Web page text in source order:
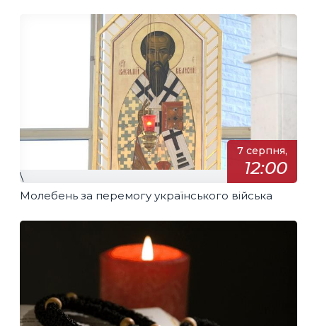
7 серпня,
12:00
\
Молебень за перемогу українського війська